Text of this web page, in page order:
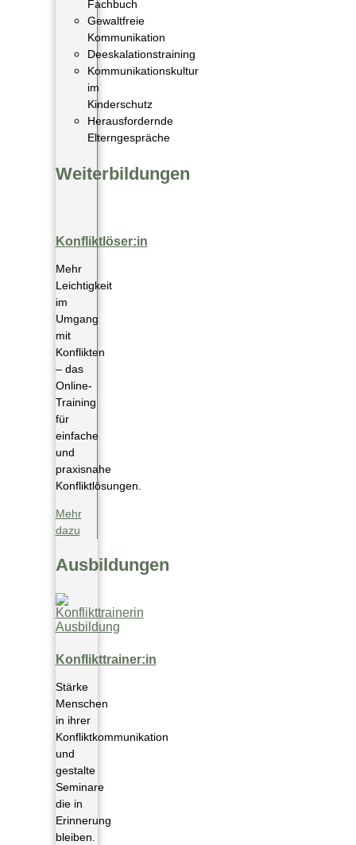
Fachbuch
Gewaltfreie
Kommunikation
Deeskalationstraining
Kommunikationskultur
im
Kinderschutz
Herausfordernde
Elterngespräche
Weiterbildungen
Konfliktlöser:in
Mehr
Leichtigkeit
im
Umgang
mit
Konflikten
– das
Online-
Training
für
einfache
und
praxisnahe
Konfliktlösungen.​
Mehr
dazu
Ausbildungen
Konflikttrainer:in
Stärke
Menschen
in ihrer
Konfliktkommunikation
und
gestalte
Seminare
die in
Erinnerung
bleiben.